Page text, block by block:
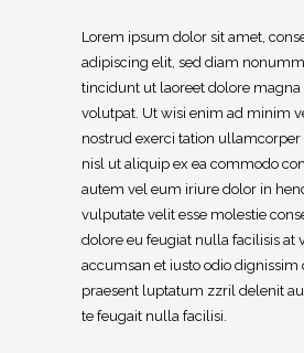
Lorem ipsum dolor sit amet,
adipiscing elit, sed diam
tincidunt ut laoreet dolore
volutpat. Ut wisi enim ad minim
nostrud exerci tation
nisl ut aliquip ex ea commodo
autem vel eum iriure dolor in
vulputate velit esse molestie
dolore eu feugiat nulla facilisis at
accumsan et iusto odio
praesent luptatum zzril delenit
te feugait nulla facilisi.